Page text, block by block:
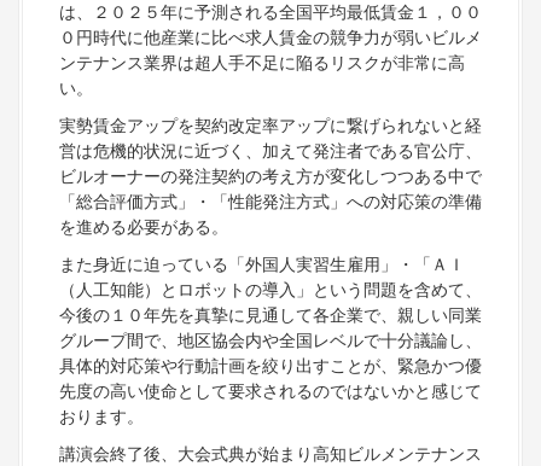
は、２０２５年に予測される全国平均最低賃金１，００
０円時代に他産業に比べ求人賃金の競争力が弱いビルメ
ンテナンス業界は超人手不足に陥るリスクが非常に高
い。
実勢賃金アップを契約改定率アップに繋げられないと経
営は危機的状況に近づく、加えて発注者である官公庁、
ビルオーナーの発注契約の考え方が変化しつつある中で
「総合評価方式」・「性能発注方式」への対応策の準備
を進める必要がある。
また身近に迫っている「外国人実習生雇用」・「ＡＩ
（人工知能）とロボットの導入」という問題を含めて、
今後の１０年先を真摯に見通して各企業で、親しい同業
グループ間で、地区協会内や全国レベルで十分議論し、
具体的対応策や行動計画を絞り出すことが、緊急かつ優
先度の高い使命として要求されるのではないかと感じて
おります。
講演会終了後、大会式典が始まり高知ビルメンテナンス